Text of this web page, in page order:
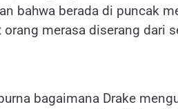
bahwa berada di puncak
merasa diserang dari
bagaimana Drake